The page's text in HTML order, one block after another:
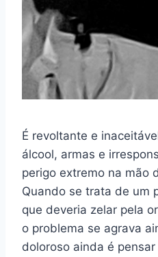
É revoltante e
álcool, armas e
perigo extremo na mão
Quando se trata de um
que deveria zelar pela
o problema se agrava
doloroso ainda é